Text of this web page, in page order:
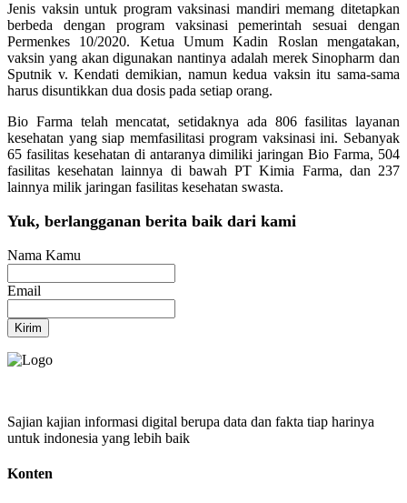
Jenis vaksin untuk program vaksinasi mandiri memang ditetapkan
berbeda dengan program vaksinasi pemerintah sesuai dengan
Permenkes 10/2020. Ketua Umum Kadin Roslan mengatakan,
vaksin yang akan digunakan nantinya adalah merek Sinopharm dan
Sputnik v. Kendati demikian, namun kedua vaksin itu sama-sama
harus disuntikkan dua dosis pada setiap orang.
Bio Farma telah mencatat, setidaknya ada 806 fasilitas layanan
kesehatan yang siap memfasilitasi program vaksinasi ini. Sebanyak
65 fasilitas kesehatan di antaranya dimiliki jaringan Bio Farma, 504
fasilitas kesehatan lainnya di bawah PT Kimia Farma, dan 237
lainnya milik jaringan fasilitas kesehatan swasta.
Yuk, berlangganan berita baik dari kami
Nama Kamu
Email
Kirim
Sajian kajian informasi digital berupa data dan fakta tiap harinya
untuk indonesia yang lebih baik
Konten